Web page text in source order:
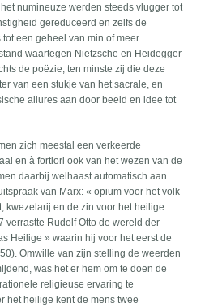
numineuze werden steeds vlugger tot
gereduceerd en zelfs de
een geheel van min of meer
waartegen Nietzsche en Heidegger
de poëzie, ten minste zij die deze
van een stukje van het sacrale, en
allures aan door beeld en idee tot
zich meestal een verkeerde
en à fortiori ook van het wezen van de
daarbij welhaast automatisch aan
van Marx: « opium voor het volk
kwezelarij en de zin voor het heilige
verrastte Rudolf Otto de wereld der
Heilige » waarin hij voor het eerst de
Omwille van zijn stelling de weerden
was het er hem om te doen de
religieuse ervaring te
het heilige kent de mens twee